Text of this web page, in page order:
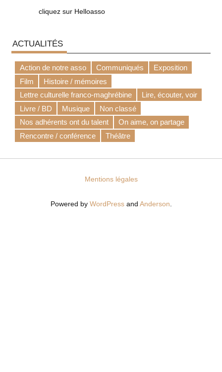
cliquez sur Helloasso
ACTUALITÉS
Action de notre asso Communiqués
Exposition
Film
Histoire / mémoires
Lettre culturelle franco-maghrébine
Lire, écouter, voir
Livre / BD
Musique
Non classé
Nos adhérents ont du talent
On aime, on partage
Rencontre / conférence
Théâtre
Mentions légales
Powered by WordPressand Anderson